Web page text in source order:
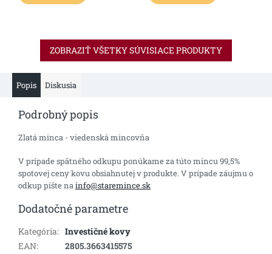
ZOBRAZIŤ VŠETKY SÚVISIACE PRODUKTY
Popis Diskusia
Podrobný popis
Zlatá minca - viedenská mincovňa
V prípade spätného odkupu ponúkame za túto mincu 99,5%
spotovej ceny kovu obsiahnutej v produkte. V prípade záujmu o
odkup píšte nainfo@staremince.sk
Dodatočné parametre
Kategória: Investičné kovy
EAN:
2805.3663415575